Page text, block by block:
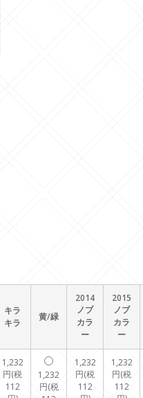
キラ
キラ
黄/緑
2014
ノブ
カラ
ー
2015
ノブ
カラ
ー
1,232
円(税
112
1,232
円(税
1,232
円(税
112
1,232
円(税
112